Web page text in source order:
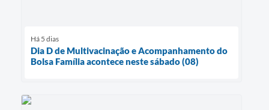
Há 5 dias
Dia D de Multivacinação e Acompanhamento do
Bolsa Família acontece neste sábado (08)